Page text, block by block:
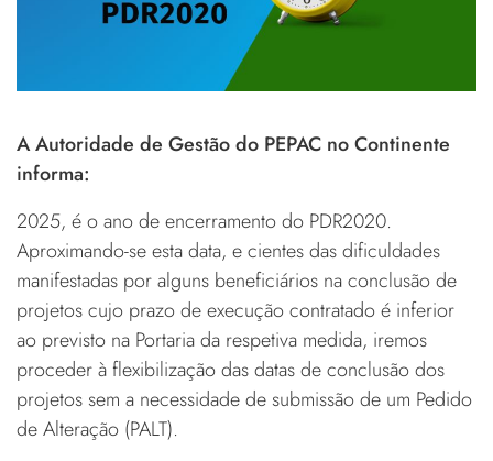
A Autoridade de Gestão do PEPAC no Continente
informa:
2025, é o ano de encerramento do PDR2020.
Aproximando-se esta data, e cientes das dificuldades
manifestadas por alguns beneficiários na conclusão de
projetos cujo prazo de execução contratado é inferior
ao previsto na Portaria da respetiva medida, iremos
proceder à flexibilização das datas de conclusão dos
projetos sem a necessidade de submissão de um Pedido
de Alteração (PALT).